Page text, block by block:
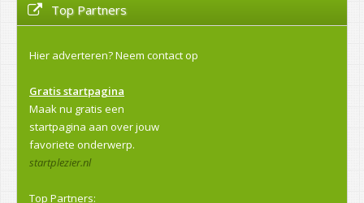
Top Partners
Hier adverteren?Neem contact op
Gratis startpagina
Maak nu gratis een
startpagina aan over jouw
favoriete onderwerp.
startplezier.nl
Top Partners: